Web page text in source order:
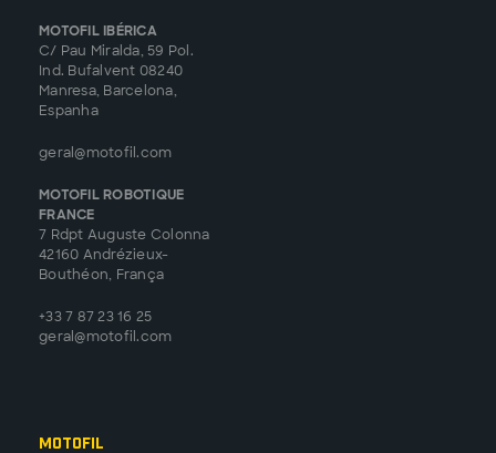
MOTOFIL IBÉRICA
C/ Pau Miralda, 59 Pol.
Ind. Bufalvent 08240
Manresa, Barcelona,
Espanha
geral@motofil.com
MOTOFIL ROBOTIQUE
FRANCE
7 Rdpt Auguste Colonna
42160 Andrézieux-
Bouthéon, França
+33 7 87 23 16 25
geral@motofil.com
Motofil